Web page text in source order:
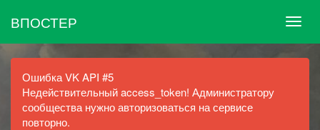
ВПОСТЕР
Ошибка VK API #5
Недействительный access_token! Администратору
сообщества нужно авторизоваться на сервисе
повторно.